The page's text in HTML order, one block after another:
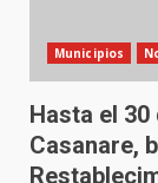
Municipios
Hasta el
Casanare,